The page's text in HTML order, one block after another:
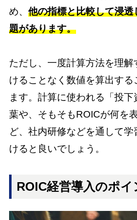
め、 他の指標と比較して浸透
題があります。
ただし、一度計算方法を理
けることなく数値を算出する
ます。計算に使われる「投
葉や、そもそもROICが何を
ど、社内研修などを通して
けると良いでしょう。
ROIC経営導入のポイ